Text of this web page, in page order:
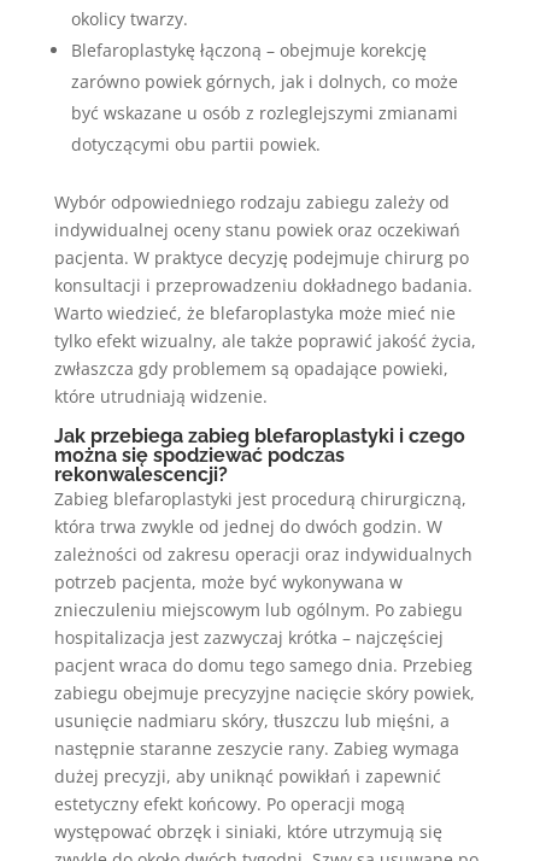
okolicy twarzy.
Blefaroplastykę łączoną – obejmuje korekcję
zarówno powiek górnych, jak i dolnych, co może
być wskazane u osób z rozleglejszymi zmianami
dotyczącymi obu partii powiek.
Wybór odpowiedniego rodzaju zabiegu zależy od
indywidualnej oceny stanu powiek oraz oczekiwań
pacjenta. W praktyce decyzję podejmuje chirurg po
konsultacji i przeprowadzeniu dokładnego badania.
Warto wiedzieć, że blefaroplastyka może mieć nie
tylko efekt wizualny, ale także poprawić jakość życia,
zwłaszcza gdy problemem są opadające powieki,
które utrudniają widzenie.
Jak przebiega zabieg blefaroplastyki i czego
można się spodziewać podczas
rekonwalescencji?
Zabieg blefaroplastyki jest procedurą chirurgiczną,
która trwa zwykle od jednej do dwóch godzin. W
zależności od zakresu operacji oraz indywidualnych
potrzeb pacjenta, może być wykonywana w
znieczuleniu miejscowym lub ogólnym. Po zabiegu
hospitalizacja jest zazwyczaj krótka – najczęściej
pacjent wraca do domu tego samego dnia. Przebieg
zabiegu obejmuje precyzyjne nacięcie skóry powiek,
usunięcie nadmiaru skóry, tłuszczu lub mięśni, a
następnie staranne zeszycie rany. Zabieg wymaga
dużej precyzji, aby uniknąć powikłań i zapewnić
estetyczny efekt końcowy. Po operacji mogą
występować obrzęk i siniaki, które utrzymują się